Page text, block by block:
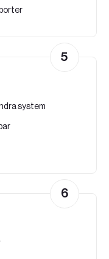
system
5
6